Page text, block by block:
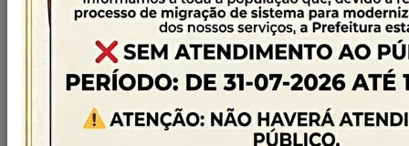
Filtro